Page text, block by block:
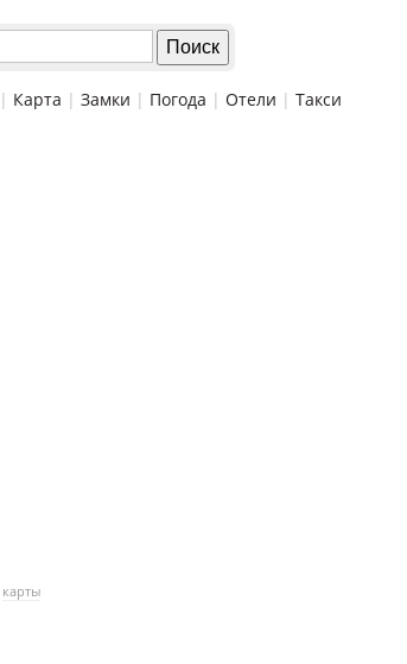
| Карта | Замки | Погода | Отели | Такси
карты